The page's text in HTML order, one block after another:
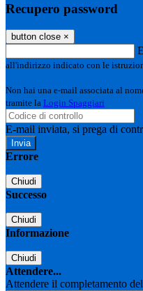
Recupero password
button close ×
all'indirizzo indicato con le
Non hai una e-mail associata al
tramite la Login Spaggiari
E-mail inviata, si prega di
Errore
Chiudi
Successo
Chiudi
Informazione
Chiudi
Attendere...
Attendere il completamento